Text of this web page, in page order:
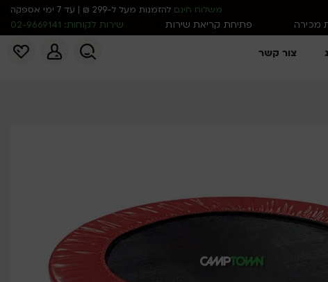
צור קשר
משלוח חינם להזמנות מעל ל-299 ₪ | עד 7 ימי אספקה
מכירה פתיחת קריאת שירות שירות לקוחות: 02-9669141